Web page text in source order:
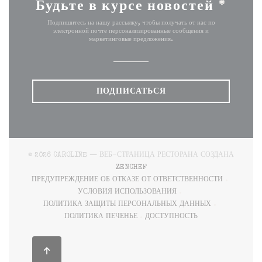
Будьте в курсе новостей *
Подпишитесь на нашу рассылку, чтобы получать от нас по
электронной почте персонализированные сообщения и
маркетинговые предложения.
ПОДПИСАТЬСЯ
© 2026 CAROLINE — ВЕБ-СТРАНИЦА РЕСТОРАНА СОЗДАНА
ZENCHEF((ОТКРЫВАЕТСЯ В НОВОМ
ПРЕДУПРЕЖДЕНИЕ ОБ ОТКАЗЕ ОТ ОТВЕТСТВЕННОСТИ
УСЛОВИЯ ИСПОЛЬЗОВАНИЯ
ПОЛИТИКА ЗАЩИТЫ ПЕРСОНАЛЬНЫХ ДАННЫХ
((ОТКРЫВАЕТСЯ В НОВОМ ОКНЕ))
ПОЛИТИКА ПЕЧЕНЬЕ
((ОТКРЫВАЕТСЯ В НОВОМ ОКНЕ))
ДОСТУПНОСТЬ